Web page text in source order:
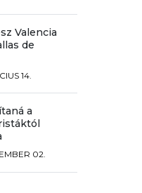
Valencia
de
14.
a
02.